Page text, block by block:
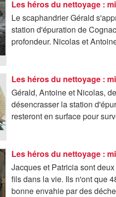
Les héros du nettoyage :
Le scaphandrier Gérald
station d'épuration de
profondeur. Nicolas et
Les héros du nettoyage :
Gérald, Antoine et Nicolas,
désencrasser la station
resteront en surface pour
Les héros du nettoyage :
Jacques et Patricia sont
fils dans la vie. Ils n'ont que
bonne envahie par des